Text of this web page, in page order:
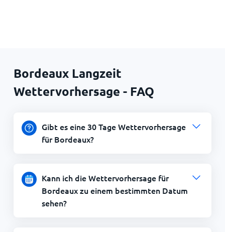
Bordeaux Langzeit
Wettervorhersage - FAQ
Gibt es eine 30 Tage Wettervorhersage
für Bordeaux?
Kann ich die Wettervorhersage für
Bordeaux zu einem bestimmten Datum
sehen?